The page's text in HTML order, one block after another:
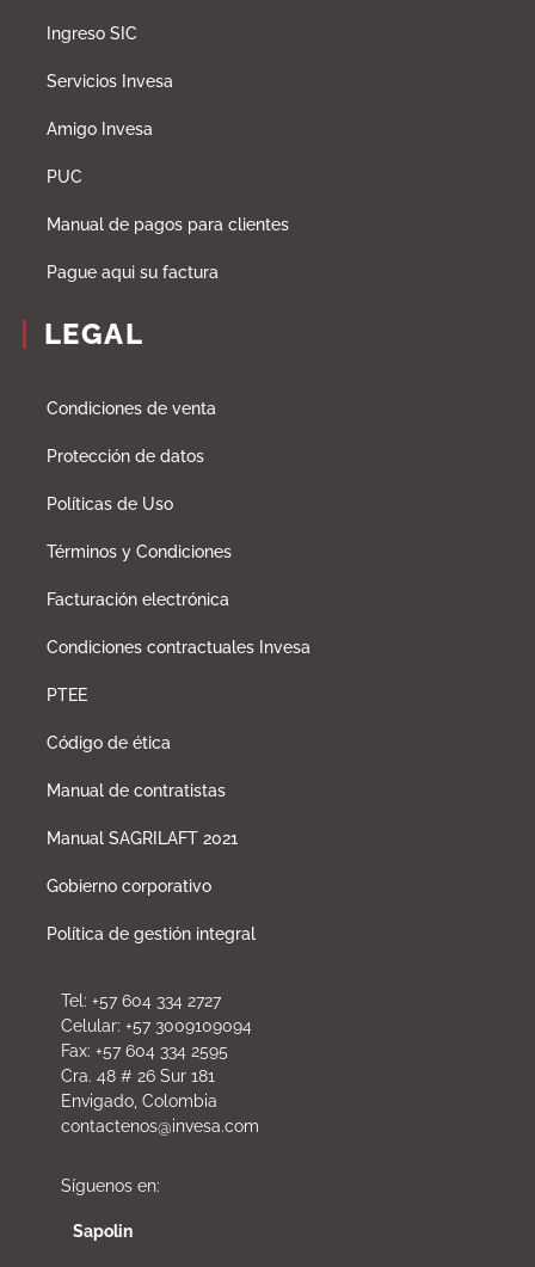
Ingreso SIC
Servicios Invesa
Amigo Invesa
PUC
Manual de pagos para clientes
Pague aqui su factura
LEGAL
Condiciones de venta
Protección de datos
Políticas de Uso
Términos y Condiciones
Facturación electrónica
Condiciones contractuales Invesa
PTEE
Código de ética
Manual de contratistas
Manual SAGRILAFT 2021
Gobierno corporativo
Política de gestión integral
Tel: +57 604 334 2727
Celular: +57 3009109094
Fax: +57 604 334 2595
Cra. 48 # 26 Sur 181
Envigado, Colombia
contactenos@invesa.com
Síguenos en:
Sapolin